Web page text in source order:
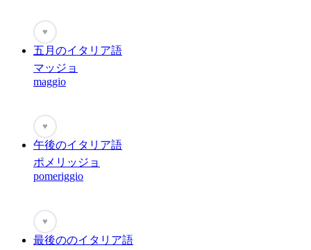
♥
五月のイタリア語
マッジョ
maggio
♥
午後のイタリア語
ポメリッジョ
pomeriggio
♥
最後ののイタリア語